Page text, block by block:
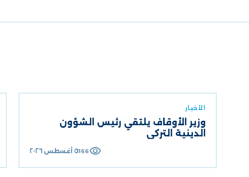
الأخبار
وزير الأوقاف يلتقي رئيس الشؤون
الدينية التركي
٥ أغسطس ٢٠٢٦ visibility
166